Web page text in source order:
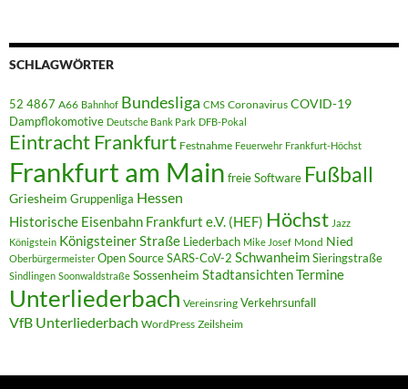
SCHLAGWÖRTER
52 4867 A66 Bahnhof Bundesliga CMS Coronavirus COVID-19
Dampflokomotive Deutsche Bank Park DFB-Pokal
Eintracht Frankfurt Festnahme Feuerwehr Frankfurt-Höchst
Frankfurt am Main freie Software Fußball
Griesheim Gruppenliga Hessen
Historische Eisenbahn Frankfurt e.V. (HEF) Höchst Jazz
Königstein Königsteiner Straße Liederbach Mike Josef Mond Nied
Oberbürgermeister Open SourceSARS-CoV-2 SchwanheimSieringstraße
Sindlingen Soonwaldstraße Sossenheim StadtansichtenTermine
Unterliederbach Vereinsring Verkehrsunfall
VfB Unterliederbach WordPress Zeilsheim